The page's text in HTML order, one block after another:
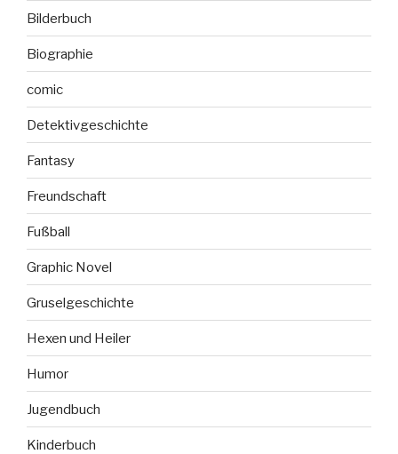
Bilderbuch
Biographie
comic
Detektivgeschichte
Fantasy
Freundschaft
Fußball
Graphic Novel
Gruselgeschichte
Hexen und Heiler
Humor
Jugendbuch
Kinderbuch